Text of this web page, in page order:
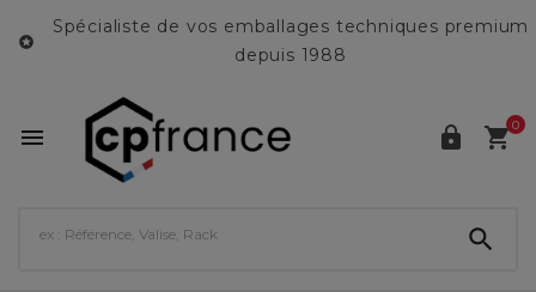

Spécialiste de vos emballages techniques premium
depuis 1988
  0
